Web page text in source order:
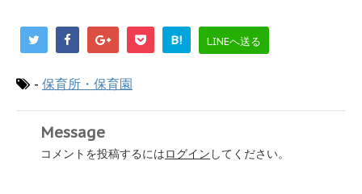
B! LINEへ送る
- 保育所・保育園
Message
コメントを投稿するにはログイン してください。